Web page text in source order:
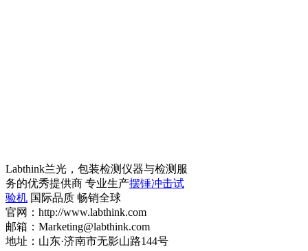
Labthink兰光，包装检测仪器与检测服
务的优秀提供商 专业生产摆锤冲击试
验机 国际品质 畅销全球
官网：http://www.labthink.com
邮箱：Marketing@labthink.com
地址：山东·济南市无影山路144号